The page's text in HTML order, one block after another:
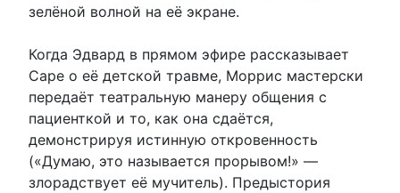
зелёной волной на её экране.
Когда Эдвард в прямом эфире рассказывает
Саре о её детской травме, Моррис мастерски
передаёт театральную манеру общения с
пациенткой и то, как она сдаётся,
демонстрируя истинную откровенность
(«Думаю, это называется прорывом!» —
злорадствует её мучитель). Предыстория